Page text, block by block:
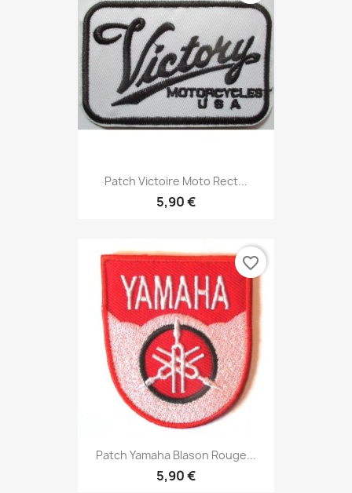
Patch Victoire Moto Rect...
5,90 €
Patch Yamaha Blason Rouge...
5,90 €
favorite_border